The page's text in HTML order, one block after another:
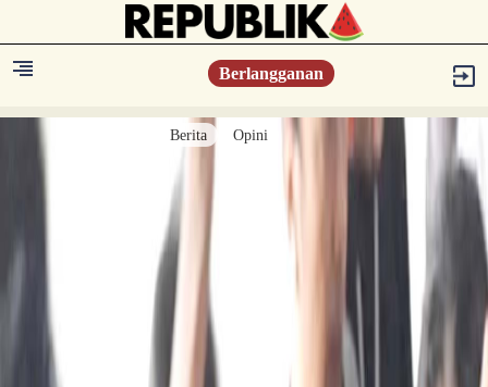
Berlangganan
Berita Opini
Islam Digest
Hikmah
Opini